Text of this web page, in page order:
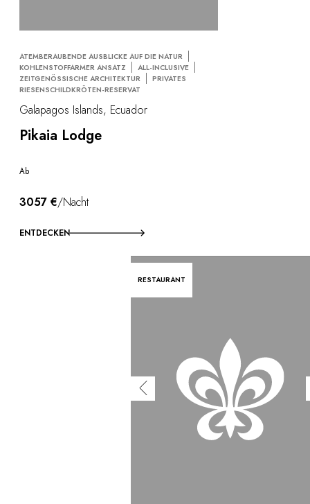
ATEMBERAUBENDE AUSBLICKE AUF DIE NATUR
KOHLENSTOFFARMER ANSATZ
ALL-INCLUSIVE
ZEITGENÖSSISCHE ARCHITEKTUR
PRIVATES
RIESENSCHILDKRÖTEN-RESERVAT
Galapagos Islands, Ecuador
Pikaia Lodge
Ab
3057 €/Nacht
ENTDECKEN
RESTAURANT